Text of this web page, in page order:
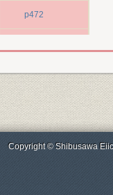
p472
p472
p501
p543
Copyright © Shibusawa